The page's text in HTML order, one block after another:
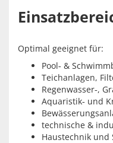
Optimal geeignet für:
Pool‑ &
Teichanlagen,
Regenwasser‑,
Aquaristik‑ und
technische &
Haustechnik